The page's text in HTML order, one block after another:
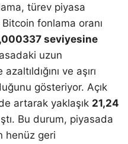
türev piyasa
fonlama oranı
seviyesine
uzun
ve aşırı
gösteriyor. Açık
artarak yaklaşık 21,24
Bu durum, piyasada
henüz geri